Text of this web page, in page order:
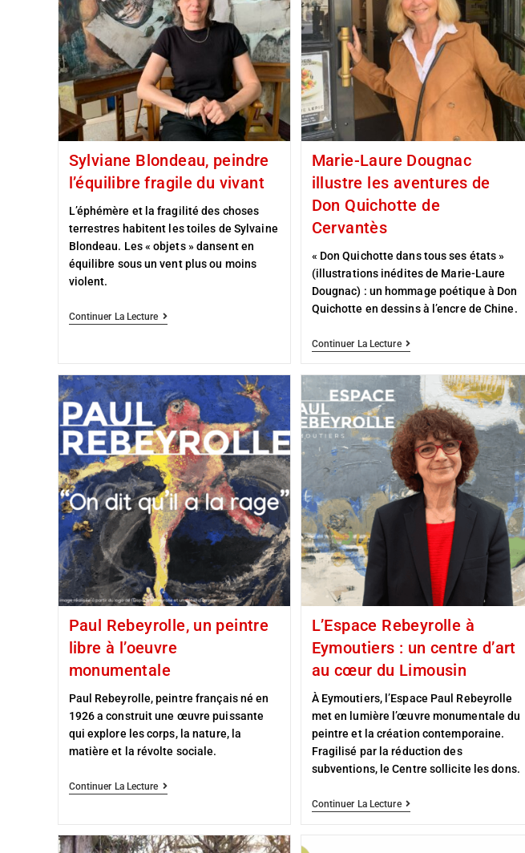
Sylviane Blondeau, peindre
l’équilibre fragile du vivant
L’éphémère et la fragilité des choses
terrestres habitent les toiles de Sylvaine
Blondeau. Les « objets » dansent en
équilibre sous un vent plus ou moins
violent.
Continuer La Lecture
Marie-Laure Dougnac
illustre les aventures de
Don Quichotte de
Cervantès
« Don Quichotte dans tous ses états »
(illustrations inédites de Marie-Laure
Dougnac) : un hommage poétique à Don
Quichotte en dessins à l’encre de Chine.
Continuer La Lecture
Paul Rebeyrolle, un peintre
libre à l’oeuvre
monumentale
Paul Rebeyrolle, peintre français né en
1926 a construit une œuvre puissante
qui explore les corps, la nature, la
matière et la révolte sociale.
Continuer La Lecture
L’Espace Rebeyrolle à
Eymoutiers : un centre d’art
au cœur du Limousin
À Eymoutiers, l’Espace Paul Rebeyrolle
met en lumière l’œuvre monumentale du
peintre et la création contemporaine.
Fragilisé par la réduction des
subventions, le Centre sollicite les dons.
Continuer La Lecture